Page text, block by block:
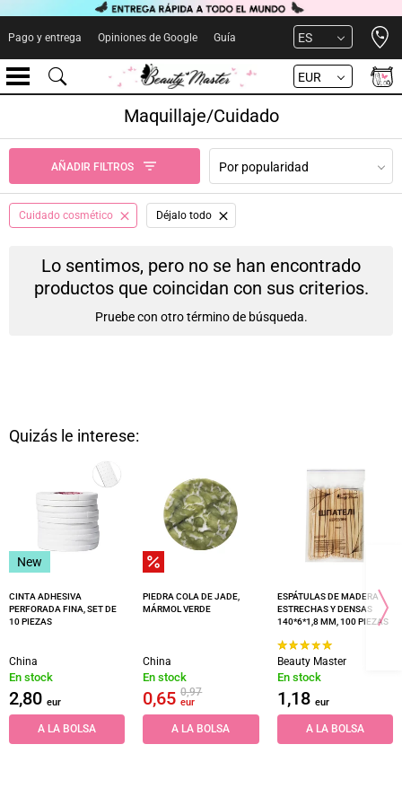
Pago y entrega Opiniones de Google Guía ES
EUR
Maquillaje/Cuidado
AÑADIR FILTROS Por popularidad
Cuidado cosmético Déjalo todo
Lo sentimos, pero no se han encontrado
productos que coincidan con sus criterios.
Pruebe con otro término de búsqueda.
Quizás le interese:
New
CINTA ADHESIVA
PERFORADA FINA, SET DE
10 PIEZAS
China
En stock
2,80 eur
A LA BOLSA
PIEDRA COLA DE JADE,
MÁRMOL VERDE
China
En stock
0,650,97
eur
A LA BOLSA
ESPÁTULAS DE MADERA
ESTRECHAS Y DENSAS
140*6*1,8 MM, 100 PIEZAS
Beauty Master
En stock
1,18 eur
A LA BOLSA